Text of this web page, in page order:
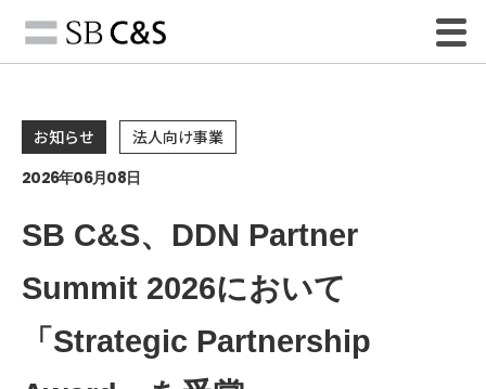
お知らせ
法人向け事業
2026年06月08日
SB C&S、DDN Partner
Summit 2026において
「Strategic Partnership